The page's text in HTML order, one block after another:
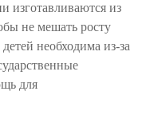
изготавливаются из
не мешать росту
необходима из-за
для